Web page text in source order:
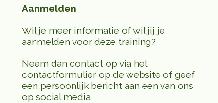
Aanmelden
Wil je meer informatie of wil jij je
aanmelden voor deze training?
Neem dan contact op via het
contactformulier op de website of geef
een persoonlijk bericht aan een van ons
op social media.